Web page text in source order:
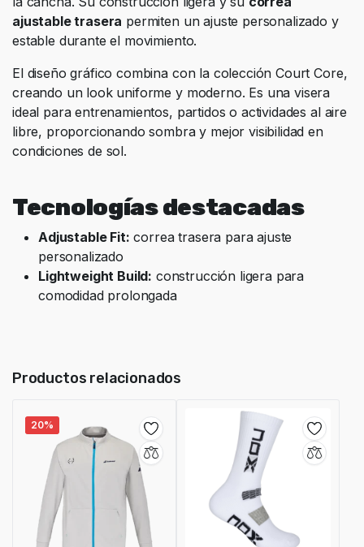
ajustable trasera permiten un ajuste personalizado y
estable durante el movimiento.
El diseño gráfico combina con la colección Court Core,
creando un look uniforme y moderno. Es una visera
ideal para entrenamientos, partidos o actividades al aire
libre, proporcionando sombra y mejor visibilidad en
condiciones de sol.
Tecnologías destacadas
Adjustable Fit: correa trasera para ajuste
personalizado
Lightweight Build: construcción ligera para
comodidad prolongada
Productos relacionados
20%